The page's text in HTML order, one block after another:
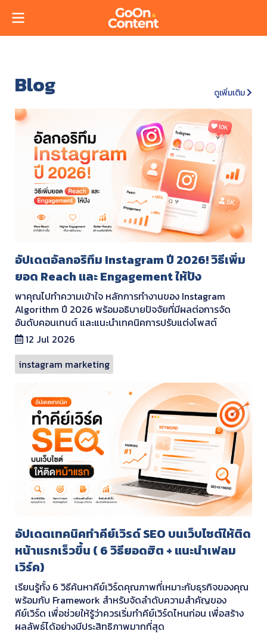
Blog ดูเพิ่มเติม
อัปเดตอัลกอริทึม Instagram ปี 2026! วิธีเพิ่ม
ยอด Reach และ Engagement ให้ปัง
พาคุณไปทำความเข้าใจ หลักการทำงานของ Instagram
Algorithm ปี 2026 พร้อมอธิบายปัจจัยที่มีผลต่อการจัด
อันดับคอนเทนต์ และแนะนำเทคนิคการปรับแต่งโพสต์
12 Jul 2026
instagram marketing
อัปเดตเทคนิคทำคีย์เวิรด์ SEO บนเว็บไซต์ให้ติด
หน้าแรกเร็วขึ้น ( 6 วิธียอดฮิต + แนะนำเฟลม
เวิร์ค)
เรียนรู้ทั้ง 6 วิธีค้นหาคีย์เวิร์ดคุณภาพที่เหมาะกับธุรกิจของคุณ
พร้อมกับ Framework สำหรับจัดลำดับความสำคัญของ
คีย์เวิร์ด เพื่อช่วยให้รู้ว่าควรเริ่มทำคีย์เวิร์ดไหนก่อน เพื่อสร้าง
ผลลัพธ์ได้อย่างมีประสิทธิภาพมากที่สุด